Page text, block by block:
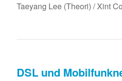
Taeyang Lee (Theori) / Xint
DSL und